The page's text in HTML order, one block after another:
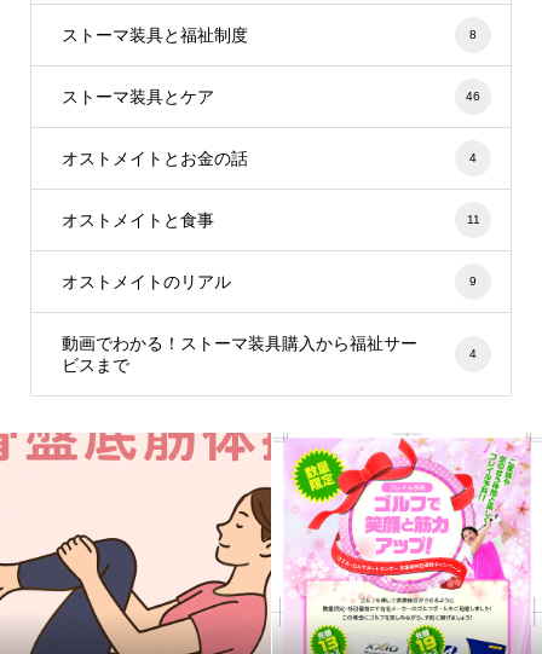
ストーマ装具と福祉制度 8
ストーマ装具とケア 46
オストメイトとお金の話 4
オストメイトと食事 11
オストメイトのリアル 9
動画でわかる！ストーマ装具購入から福祉サー
ビスまで
4